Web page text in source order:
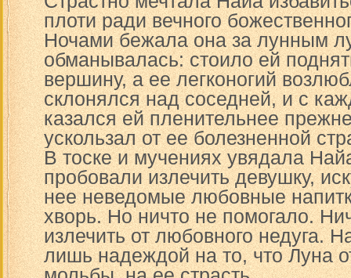
плоти ради вечного
Ночами бежала она за лунным
обманывалась: стоило ей
вершину, а ее легконогий
склонялся над соседней, и с
казался ей пленительнее
ускользал от ее болезненной
В тоске и мучениях увядала
пробовали излечить девушку,
нее неведомые любовные
хворь. Но ничто не помогало.
излечить от любовного недуга.
лишь надеждой на то, что Луна